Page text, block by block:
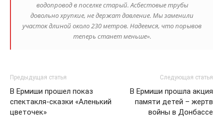
водопровод в поселке старый. Асбестовые трубы
довольно хрупкие, не держат давление. Мы заменили
участок длиной около 230 метров. Надеемся, что порывов
теперь станет меньше».
Предыдущая статья
В Ермиши прошел показ
спектакля-сказки «Аленький
цветочек»
Следующая статья
В Ермиши прошла акция
памяти детей – жертв
войны в Донбассе